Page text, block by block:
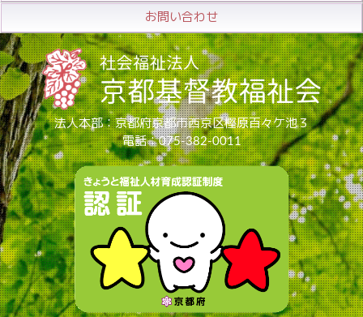
お問い合わせ
法人本部：京都府京都市西京区樫原百々ケ池３
電話：075-382-0011